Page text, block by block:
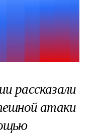
рассказали
атаки